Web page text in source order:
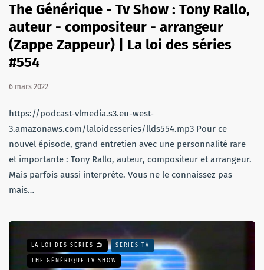
The Générique - Tv Show : Tony Rallo,
auteur - compositeur - arrangeur
(Zappe Zappeur) | La loi des séries
#554
6 mars 2022
https://podcast-vlmedia.s3.eu-west-
3.amazonaws.com/laloidesseries/llds554.mp3 Pour ce
nouvel épisode, grand entretien avec une personnalité rare
et importante : Tony Rallo, auteur, compositeur et arrangeur.
Mais parfois aussi interprète. Vous ne le connaissez pas
mais…
LA LOI DES SÉRIES 📺 SÉRIES TV
THE GÉNÉRIQUE TV SHOW